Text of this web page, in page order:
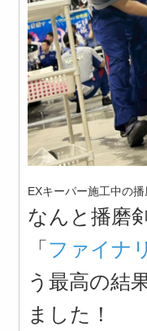
EXキーパー施工中の
なんと播磨
「ファイナ
う最高の結
ました！